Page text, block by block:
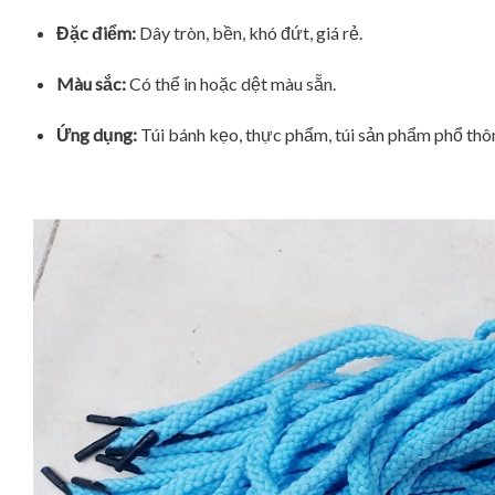
Đặc điểm:Dây tròn, bền, khó đứt, giá rẻ.
Màu sắc:Có thể in hoặc dệt màu sẵn.
Ứng dụng:Túi bánh kẹo, thực phẩm, túi sản phẩm phổ